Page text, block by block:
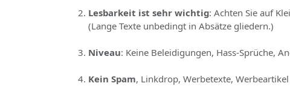
Lesbarkeit ist sehr wichtig: Achten Sie auf
(Lange Texte unbedingt in Absätze gliedern.)
Niveau: Keine Beleidigungen, Hass-Sprüche,
Kein Spam, Linkdrop, Werbetexte, Werbeartikel